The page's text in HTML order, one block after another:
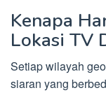
Kenapa
Lokasi TV
Setiap wilayah
siaran yang